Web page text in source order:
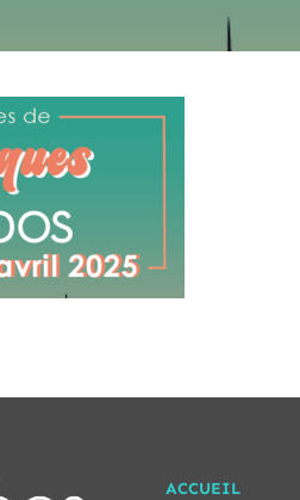
ACCUEIL